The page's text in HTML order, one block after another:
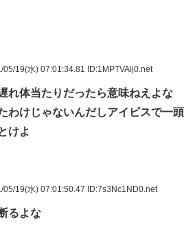
05/19(水) 07:01:34.81 ID:1MPTVAlj0.net
れ体当たりだったら意味ねえよな
わけじゃないんだしアイビスで一頭
けよ
05/19(水) 07:01:50.47 ID:7s3Nc1ND0.net
るよな